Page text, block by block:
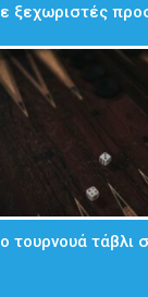
ξεχωριστές
τουρνουά τάβλι